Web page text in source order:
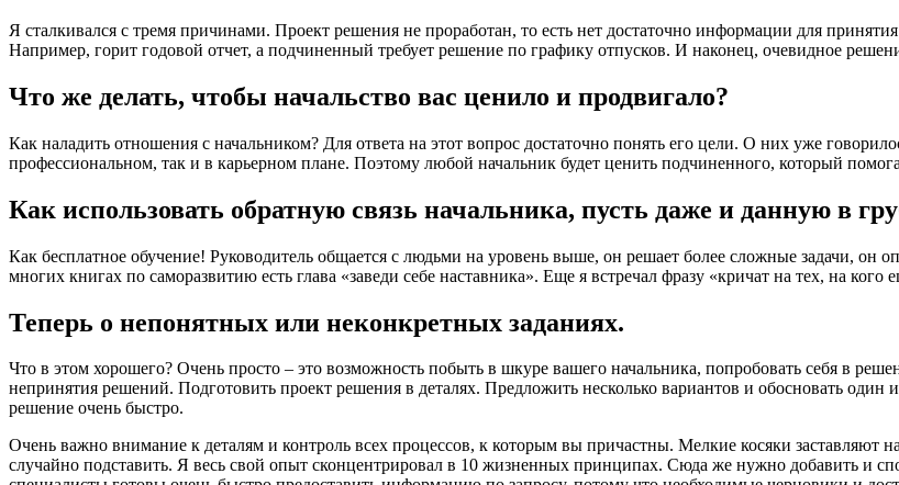
Я сталкивался с тремя причинами. Проект решения не проработан, то есть нет достаточно информации для
Например, горит годовой отчет, а подчиненный требует решение по графику отпусков. И наконец, очевидное
Что же делать, чтобы начальство вас ценило и продвигало?
Как наладить отношения с начальником? Для ответа на этот вопрос достаточно понять его цели. О них уже
профессиональном, так и в карьерном плане. Поэтому любой начальник будет ценить подчиненного, который
Как использовать обратную связь начальника, пусть даже и данную в
Как бесплатное обучение! Руководитель общается с людьми на уровень выше, он решает более сложные задачи, он
многих книгах по саморазвитию есть глава «заведи себе наставника». Еще я встречал фразу «кричат на тех, на
Теперь о непонятных или неконкретных заданиях.
Что в этом хорошего? Очень просто – это возможность побыть в шкуре вашего начальника, попробовать себя в
непринятия решений. Подготовить проект решения в деталях. Предложить несколько вариантов и обосновать
решение очень быстро.
Очень важно внимание к деталям и контроль всех процессов, к которым вы причастны. Мелкие косяки заставляют
случайно подставить. Я весь свой опыт сконцентрировал в 10 жизненных принципах. Сюда же нужно добавить и